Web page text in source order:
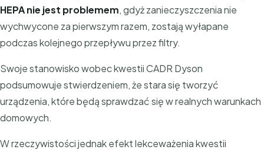
HEPA nie jest problemem, gdyż zanieczyszczenia nie
wychwycone za pierwszym razem, zostają wyłapane
podczas kolejnego przepływu przez filtry.
Swoje stanowisko wobec kwestii CADR Dyson
podsumowuje stwierdzeniem, że stara się tworzyć
urządzenia, które będą sprawdzać się w realnych warunkach
domowych.
W rzeczywistości jednak efekt lekceważenia kwestii